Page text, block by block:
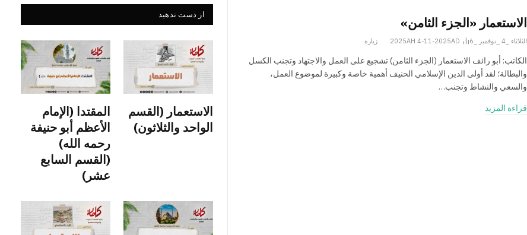
الاستعمار «الجزء الثامن»
الثلاثاء _4 _نوفمبر _2025AH 4-11-2025AD 6 زيارة
الكاتب: أبو رائف الاستعمار (الجزء الثامن) تشجيع على العمل والاجتهاد وتجنب الكسل
والبطالة؛ لقد أولى الدين الإسلامي الحنيف أهمية خاصة وكبيرة لموضوع العمل،
والسعي والنشاط وتجنب…
قراءة المزيد
از دست ندهید
الاستعمار (القسم
الواحد والثلاثون)
المقتدا (الإمام
الأعظم أبو حنيفة
رحمه الله)
(القسم السابع
عشر)